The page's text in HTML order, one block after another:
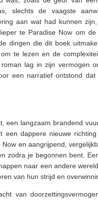
slechts de vaagste
aan wat had kunnen
te Paradise Now om
dingen die dit boek
te lezen en de
lag in zijn vermogen
een narratief ontstond
een langzaam brandend
een dappere nieuwe
en aangrijpend,
zodra je begonnen bent.
naar een andere
van hun strijd en
van